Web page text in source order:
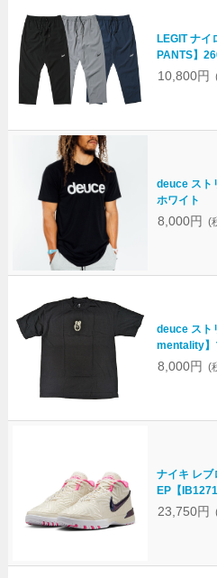
LEGIT ナイ
PANTS】
10,800円
deuce スト
ホワイト
8,000円 (
deuce スト
mentality】
8,000円 (
ナイキ レブ
EP【
23,750円